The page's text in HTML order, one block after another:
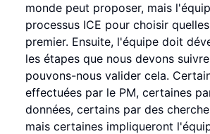
monde peut proposer, mais
processus ICE pour choisir
premier. Ensuite, l'équipe doit
les étapes que nous devons
pouvons-nous valider cela.
effectuées par le PM, certaines
données, certains par des
mais certaines impliqueront